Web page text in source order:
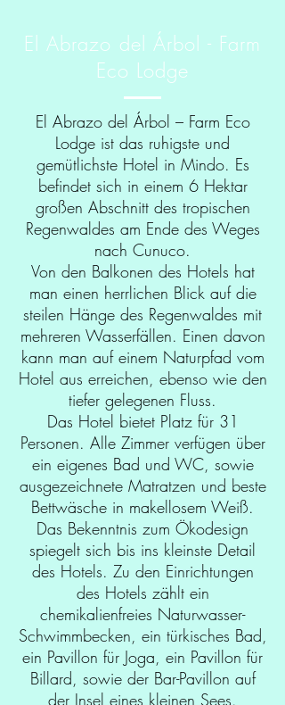
El Abrazo del Árbol - Farm
Eco Lodge
El Abrazo del Árbol – Farm Eco
Lodge ist das ruhigste und
gemütlichste Hotel in Mindo. Es
befindet sich in einem 6 Hektar
großen Abschnitt des tropischen
Regenwaldes am Ende des Weges
nach Cunuco.
Von den Balkonen des Hotels hat
man einen herrlichen Blick auf die
steilen Hänge des Regenwaldes mit
mehreren Wasserfällen. Einen davon
kann man auf einem Naturpfad vom
Hotel aus erreichen, ebenso wie den
tiefer gelegenen Fluss.
Das Hotel bietet Platz für 31
Personen. Alle Zimmer verfügen über
ein eigenes Bad und WC, sowie
ausgezeichnete Matratzen und beste
Bettwäsche in makellosem Weiß.
Das Bekenntnis zum Ökodesign
spiegelt sich bis ins kleinste Detail
des Hotels. Zu den Einrichtungen
des Hotels zählt ein
chemikalienfreies Naturwasser-
Schwimmbecken, ein türkisches Bad,
ein Pavillon für Joga, ein Pavillon für
Billard, sowie der Bar-Pavillon auf
der Insel eines kleinen Sees.